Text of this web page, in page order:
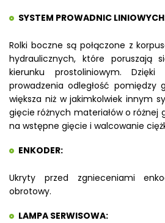
SYSTEM PROWADNIC
Rolki boczne są połączone z
hydraulicznych, które
kierunku prostoliniowym. Dzięki
prowadzenia odległość pomiędzy
większa niż w jakimkolwiek innym
gięcie różnych materiałów o różnej
na wstępne gięcie i walcowanie
ENKODER:
Ukryty przed zgnieceniami
obrotowy.
LAMPA SERWISOWA: